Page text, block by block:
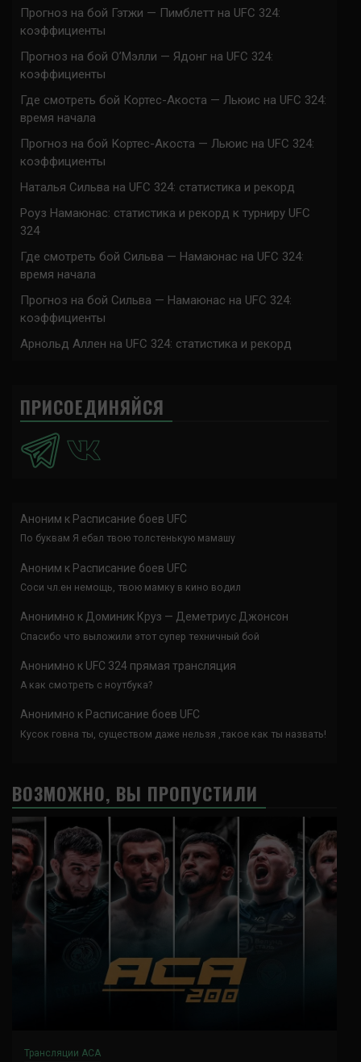
Прогноз на бой Гэтжи — Пимблетт на UFC 324:
коэффициенты
Прогноз на бой О’Мэлли — Ядонг на UFC 324:
коэффициенты
Где смотреть бой Кортес-Акоста — Льюис на UFC 324:
время начала
Прогноз на бой Кортес-Акоста — Льюис на UFC 324:
коэффициенты
Наталья Сильва на UFC 324: статистика и рекорд
Роуз Намаюнас: статистика и рекорд к турниру UFC
324
Где смотреть бой Сильва — Намаюнас на UFC 324:
время начала
Прогноз на бой Сильва — Намаюнас на UFC 324:
коэффициенты
Арнольд Аллен на UFC 324: статистика и рекорд
ПРИСОЕДИНЯЙСЯ
Аноним к Расписание боев UFC
По буквам Я ебал твою толстенькую мамашу
Аноним к Расписание боев UFC
Соси чл.ен немощь, твою мамку в кино водил
Анонимно к Доминик Круз — Деметриус Джонсон
Спасибо что выложили этот супер техничный бой
Анонимно к UFC 324 прямая трансляция
А как смотреть с ноутбука?
Анонимно к Расписание боев UFC
Кусок говна ты, существом даже нельзя ,такое как ты назвать!
ВОЗМОЖНО, ВЫ ПРОПУСТИЛИ
Трансляции ACA